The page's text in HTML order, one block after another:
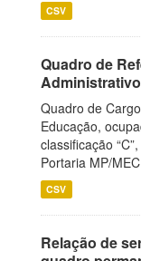
CSV
Quadro de
Quadro de
Educação,
classificação
Portaria MP/
CSV
Relação de